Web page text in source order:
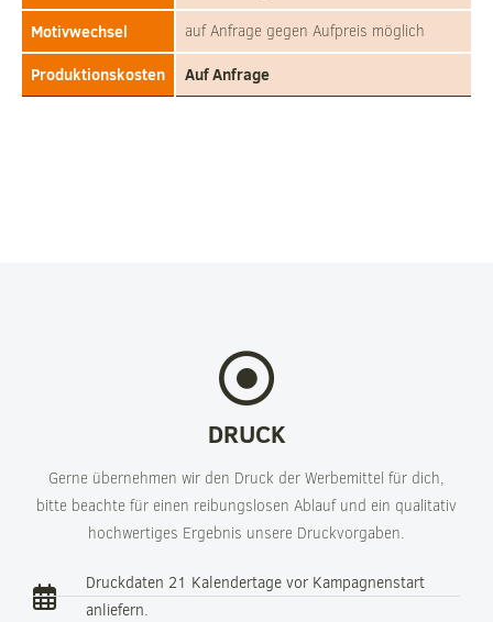
Motivwechsel auf Anfrage gegen Aufpreis möglich
Produktionskosten Auf Anfrage
DRUCK
Gerne übernehmen wir den Druck der Werbemittel für dich,
bitte beachte für einen reibungslosen Ablauf und ein qualitativ
hochwertiges Ergebnis unsere Druckvorgaben.
Druckdaten 21 Kalendertage vor Kampagnenstart
anliefern.